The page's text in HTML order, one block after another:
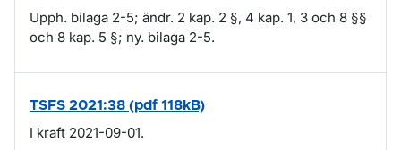
Upph. bilaga 2-5; ändr. 2 kap. 2 §, 4 kap. 1, 3 och 8 §§
och 8 kap. 5 §; ny. bilaga 2-5.
TSFS 2021:38 (pdf 118kB)
I kraft 2021-09-01.